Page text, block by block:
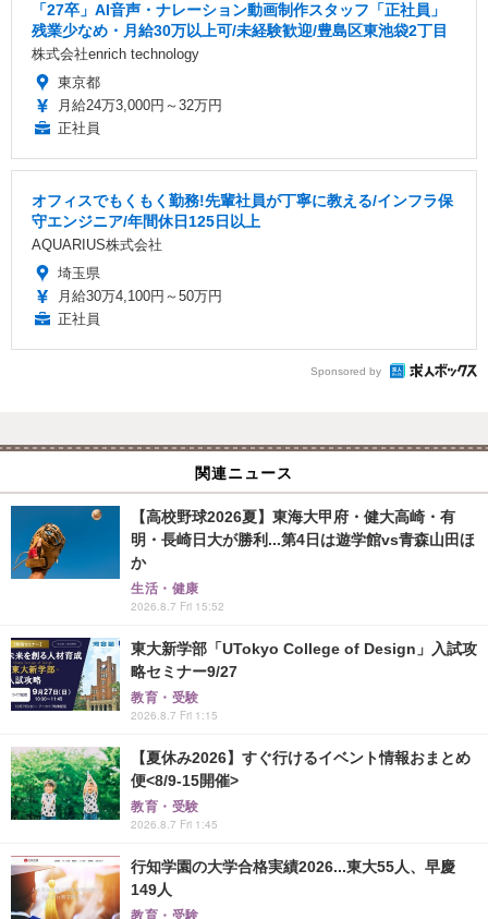
「27卒」AI音声・ナレーション動画制作スタッフ「正社員」
残業少なめ・月給30万以上可/未経験歓迎/豊島区東池袋2丁目
株式会社enrich technology
東京都
月給24万3,000円～32万円
正社員
オフィスでもくもく勤務!先輩社員が丁寧に教える/インフラ保
守エンジニア/年間休日125日以上
AQUARIUS株式会社
埼玉県
月給30万4,100円～50万円
正社員
Sponsored by
関連ニュース
【高校野球2026夏】東海大甲府・健大高崎・有
明・長崎日大が勝利...第4日は遊学館vs青森山田ほ
か
生活・健康
2026.8.7 Fri 15:52
東大新学部「UTokyo College of Design」入試攻
略セミナー9/27
教育・受験
2026.8.7 Fri 1:15
【夏休み2026】すぐ行けるイベント情報おまとめ
便<8/9-15開催>
教育・受験
2026.8.7 Fri 1:45
行知学園の大学合格実績2026...東大55人、早慶
149人
教育・受験